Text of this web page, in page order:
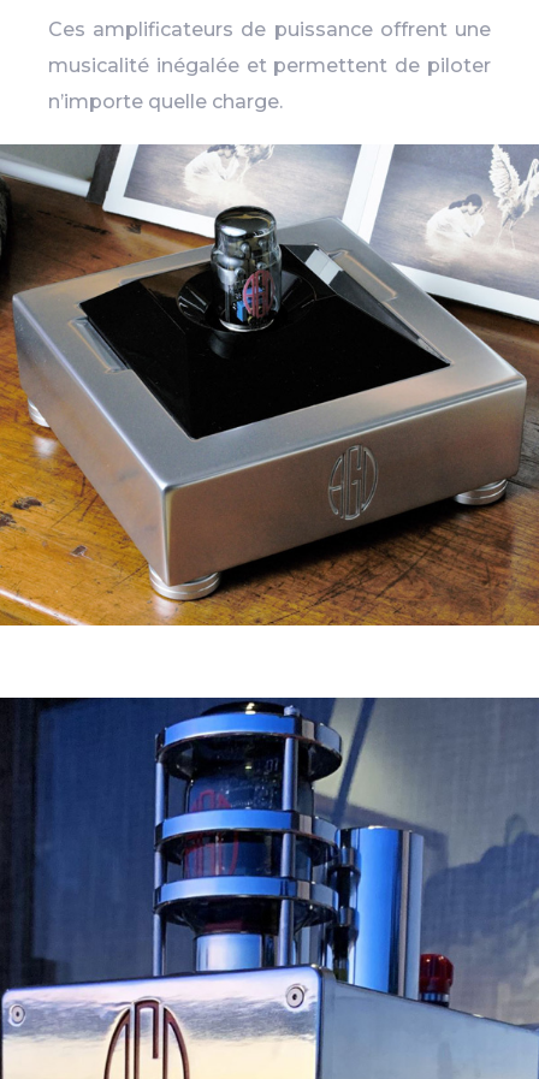
Ces amplificateurs de puissance offrent une
musicalité inégalée et permettent de piloter
n’importe quelle charge.